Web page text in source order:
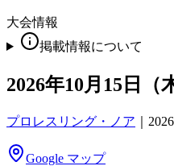
大会情報
掲載情報について
2026年10月15日（
プロレスリング・ノア
Google マップ